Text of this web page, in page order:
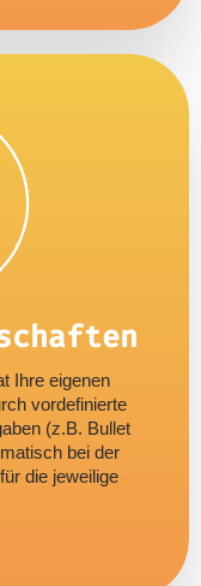
Ihre eigenen
vordefinierte
(z.B. Bullet
bei der
die jeweilige